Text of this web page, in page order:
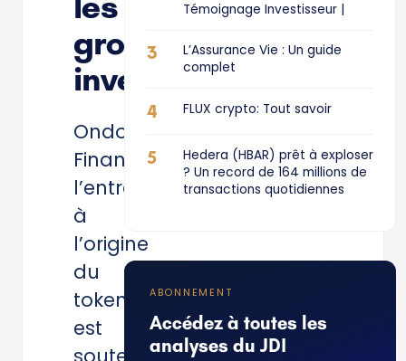
gros
investisseurs
Ondo
Finance,
l’entreprise
à
l’origine
du
token,
est
Témoignage Investisseur |
3
L’Assurance Vie : Un guide
complet
4 FLUX crypto: Tout savoir
5
Hedera (HBAR) prêt à exploser
? Un record de 164 millions de
transactions quotidiennes
ABONNEMENT
Accédez à toutes les
analyses du JDI